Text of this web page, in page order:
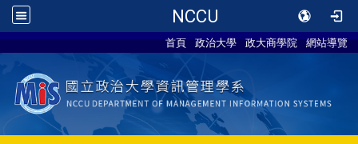
NCCU
首頁 政治大學 政大商學院 網站導覽